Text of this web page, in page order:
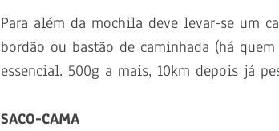
Para além da mochila deve levar-se um
bordão ou bastão de caminhada (há
essencial. 500g a mais, 10km depois já
SACO-CAMA